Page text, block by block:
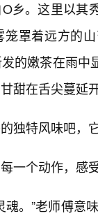
乡。这里以其
罩着远方的
的嫩茶在雨
甜在舌尖蔓延
独特风味吧，
一个动作，感
魂。”老师傅意